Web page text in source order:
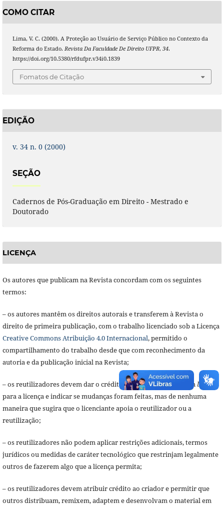
COMO CITAR
Lima, V. C. (2000). A Proteção ao Usuário de Serviço Público no Contexto da
Reforma do Estado. Revista Da Faculdade De Direito UFPR, 34.
https://doi.org/10.5380/rfdufpr.v34i0.1839
Fomatos de Citação
EDIÇÃO
v. 34 n. 0 (2000)
SEÇÃO
Cadernos de Pós-Graduação em Direito - Mestrado e
Doutorado
LICENÇA
Os autores que publicam na Revista concordam com os seguintes
termos:
– os autores mantêm os direitos autorais e transferem à Revista o
direito de primeira publicação, com o trabalho licenciado sob a Licença
Creative Commons Atribuição 4.0 Internacional, permitido o
compartilhamento do trabalho desde que com reconhecimento da
autoria e da publicação inicial na Revista;
– os reutilizadores devem dar o crédito apropriado, prover um link
para a licença e indicar se mudanças foram feitas, mas de nenhuma
maneira que sugira que o licenciante apoia o reutilizador ou a
reutilização;
– os reutilizadores não podem aplicar restrições adicionais, termos
jurídicos ou medidas de caráter tecnológico que restrinjam legalmente
outros de fazerem algo que a licença permita;
– os reutilizadores devem atribuir crédito ao criador e permitir que
outros distribuam, remixem, adaptem e desenvolvam o material em